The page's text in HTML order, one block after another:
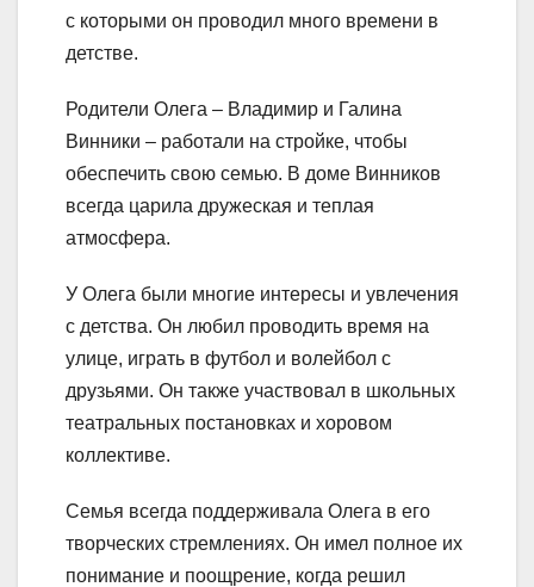
с которыми он проводил много времени в
детстве.
Родители Олега – Владимир и Галина
Винники – работали на стройке, чтобы
обеспечить свою семью. В доме Винников
всегда царила дружеская и теплая
атмосфера.
У Олега были многие интересы и увлечения
с детства. Он любил проводить время на
улице, играть в футбол и волейбол с
друзьями. Он также участвовал в школьных
театральных постановках и хоровом
коллективе.
Семья всегда поддерживала Олега в его
творческих стремлениях. Он имел полное их
понимание и поощрение, когда решил